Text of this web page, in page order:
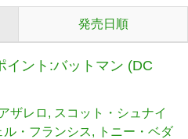
発売日順
イント:バットマン (DC
ザレロ
スコット・シュナイ
ル・フランシス
トニー・ベダ